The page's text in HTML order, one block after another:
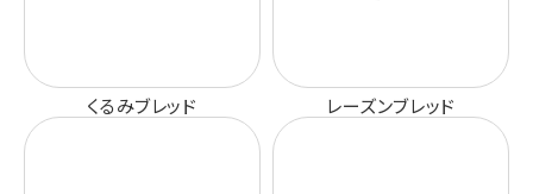
くるみブレッド レーズンブレッド